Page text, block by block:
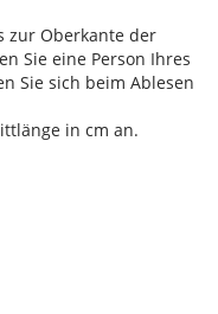
zur Oberkante der
Sie eine Person Ihres
Sie sich beim Ablesen
in cm an.